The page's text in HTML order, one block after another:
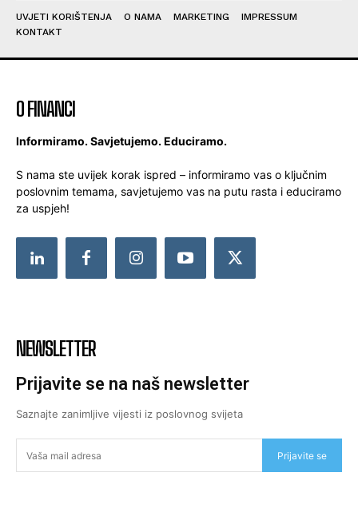
UVJETI KORIŠTENJA O NAMA MARKETING
IMPRESSUM
KONTAKT
O FINANCI
Informiramo. Savjetujemo. Educiramo.
S nama ste uvijek korak ispred – informiramo vas o ključnim
poslovnim temama, savjetujemo vas na putu rasta i educiramo
za uspjeh!
NEWSLETTER
Prijavite se na naš newsletter
Saznajte zanimljive vijesti iz poslovnog svijeta
Prijavite se